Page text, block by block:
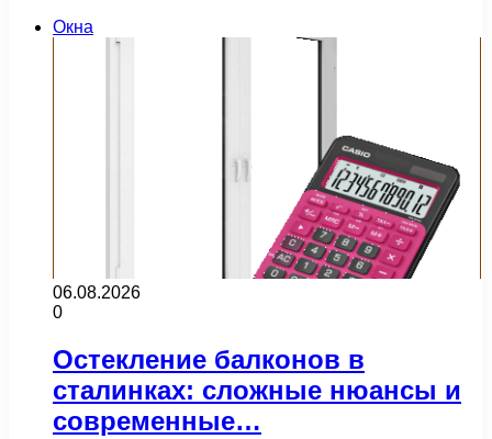
Окна
06.08.2026
0
Остекление балконов в
сталинках: сложные нюансы и
современные…